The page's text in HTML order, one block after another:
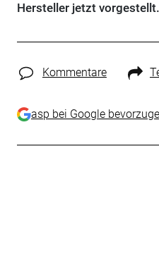
Hersteller jetzt vorgestellt.
Kommentare
asp bei Google